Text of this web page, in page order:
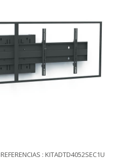
REFERENCIAS : KITADTD4052SEC1U